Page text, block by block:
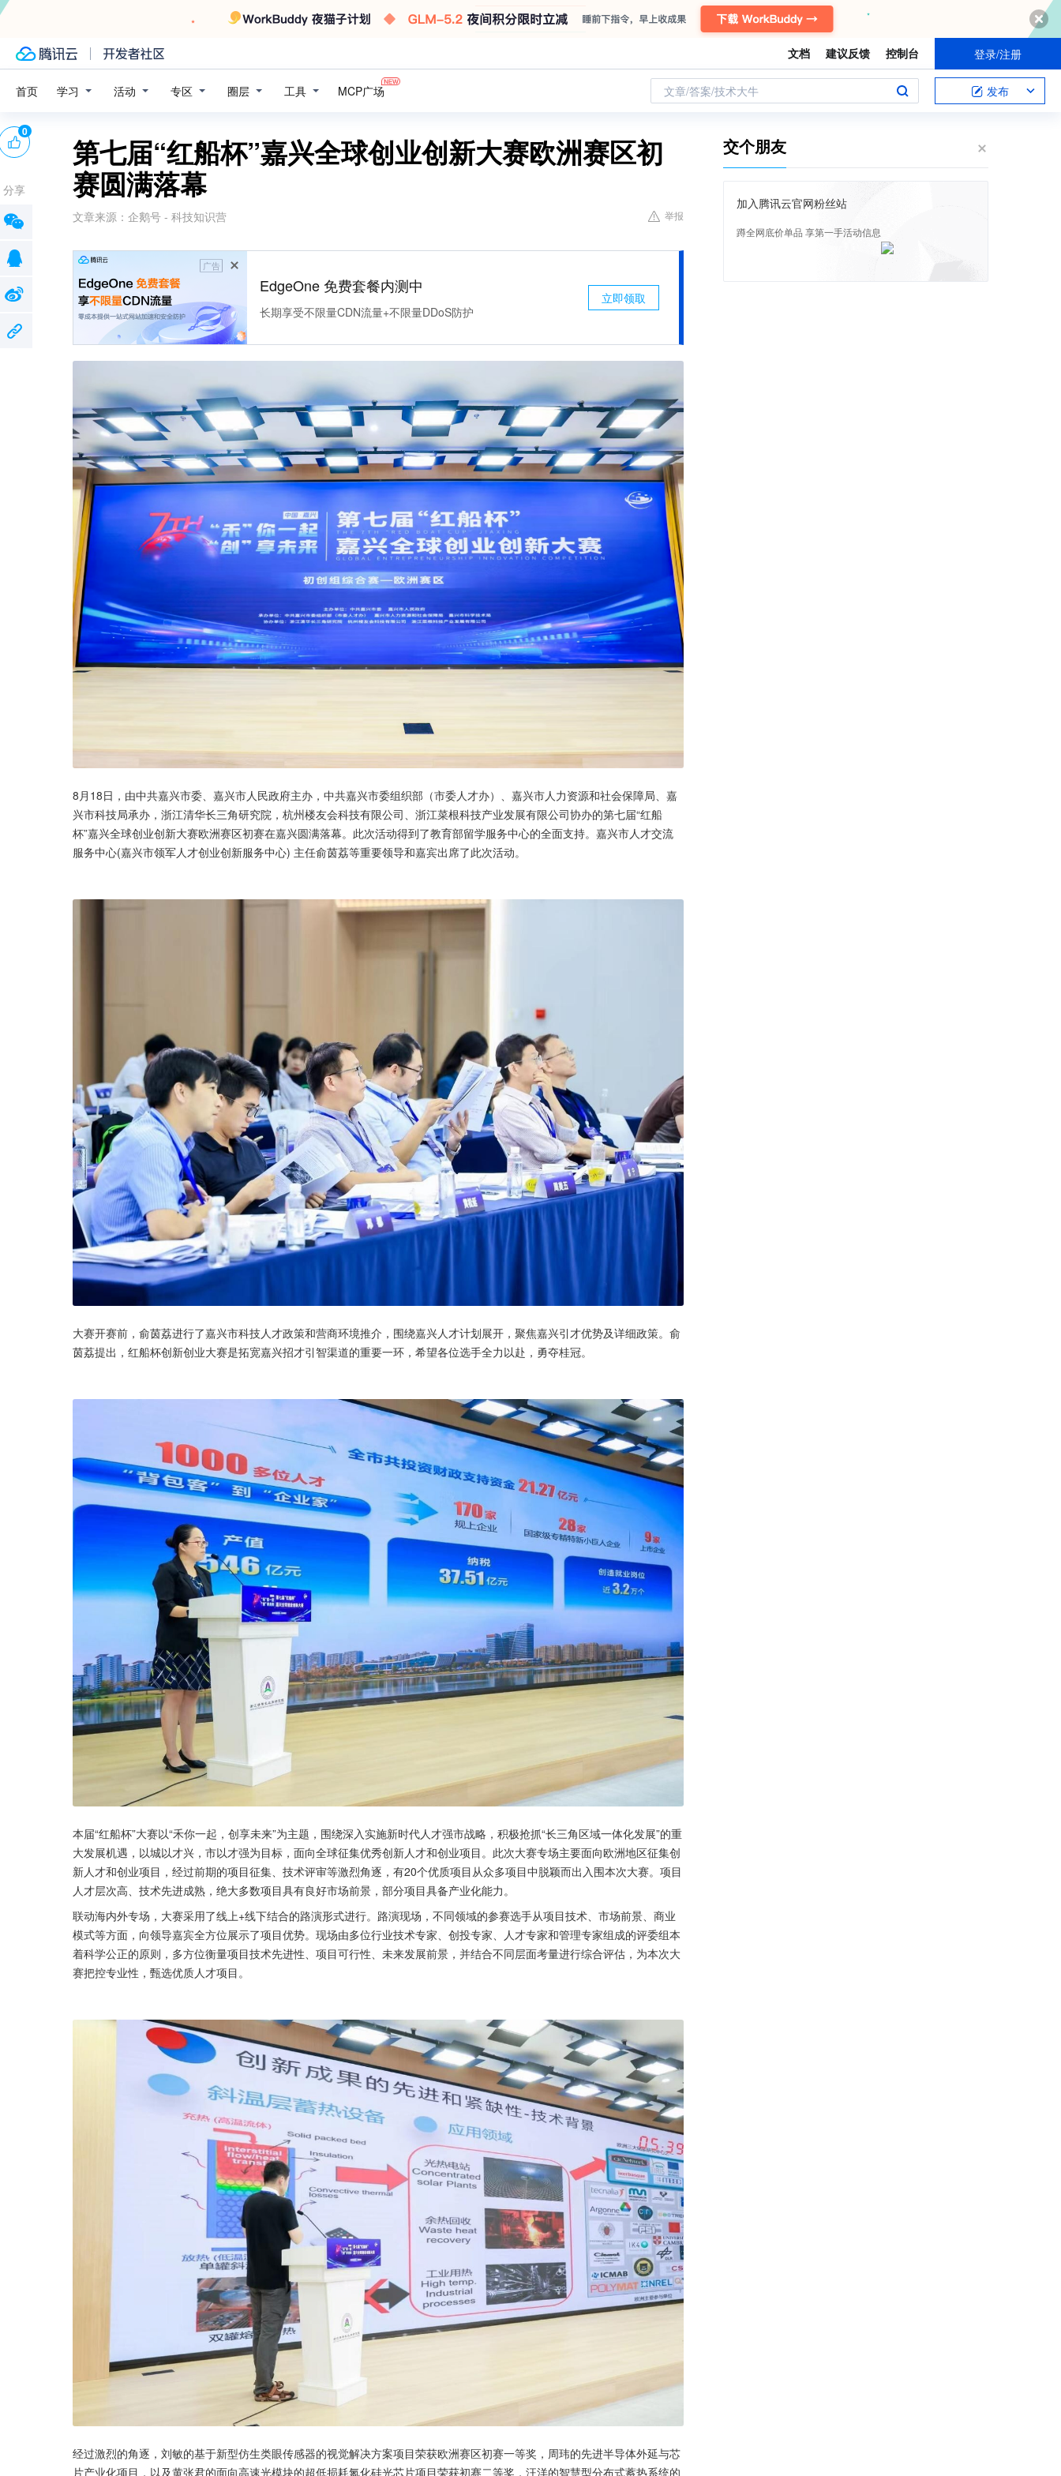
文档 建议反馈 控制台 登录/注册
首页 学习 活动 专区 圈层 工具 MCP广场 文章/答案/技术大牛 发布
第七届“红船杯”嘉兴全球创业创新大赛欧洲赛区初
赛圆满落幕
文章来源： 企鹅号 - 科技知识营 举报
广告
EdgeOne 免费套餐内测中
长期享受不限量CDN流量+不限量DDoS防护
立即领取
8月18日，由中共嘉兴市委、嘉兴市人民政府主办，中共嘉兴市委组织部（市委人才办）、嘉兴市人力资源和社会保障局、嘉
兴市科技局承办，浙江清华长三角研究院，杭州楼友会科技有限公司、浙江菜根科技产业发展有限公司协办的第七届“红船
杯”嘉兴全球创业创新大赛欧洲赛区初赛在嘉兴圆满落幕。此次活动得到了教育部留学服务中心的全面支持。嘉兴市人才交流
服务中心(嘉兴市领军人才创业创新服务中心) 主任俞茵荔等重要领导和嘉宾出席了此次活动。
大赛开赛前，俞茵荔进行了嘉兴市科技人才政策和营商环境推介，围绕嘉兴人才计划展开，聚焦嘉兴引才优势及详细政策。俞
茵荔提出，红船杯创新创业大赛是拓宽嘉兴招才引智渠道的重要一环，希望各位选手全力以赴，勇夺桂冠。
本届“红船杯”大赛以“禾你一起，创享未来”为主题，围绕深入实施新时代人才强市战略，积极抢抓“长三角区域一体化发展”的重
大发展机遇，以城以才兴，市以才强为目标，面向全球征集优秀创新人才和创业项目。此次大赛专场主要面向欧洲地区征集创
新人才和创业项目，经过前期的项目征集、技术评审等激烈角逐，有20个优质项目从众多项目中脱颖而出入围本次大赛。项目
人才层次高、技术先进成熟，绝大多数项目具有良好市场前景，部分项目具备产业化能力。
联动海内外专场，大赛采用了线上+线下结合的路演形式进行。路演现场，不同领域的参赛选手从项目技术、市场前景、商业
模式等方面，向领导嘉宾全方位展示了项目优势。现场由多位行业技术专家、创投专家、人才专家和管理专家组成的评委组本
着科学公正的原则，多方位衡量项目技术先进性、项目可行性、未来发展前景，并结合不同层面考量进行综合评估，为本次大
赛把控专业性，甄选优质人才项目。
经过激烈的角逐，刘敏的基于新型仿生类眼传感器的视觉解决方案项目荣获欧洲赛区初赛一等奖，周玮的先进半导体外延与芯
片产业化项目，以及黄张君的面向高速光模块的超低损耗氮化硅光芯片项目荣获初赛二等奖，汪洋的智慧型分布式蓄热系统的
0
分享
交个朋友
加入腾讯云官网粉丝站
蹲全网底价单品 享第一手活动信息